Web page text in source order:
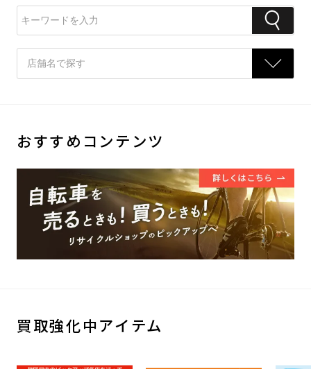
おすすめコンテンツ
買取強化中アイテム